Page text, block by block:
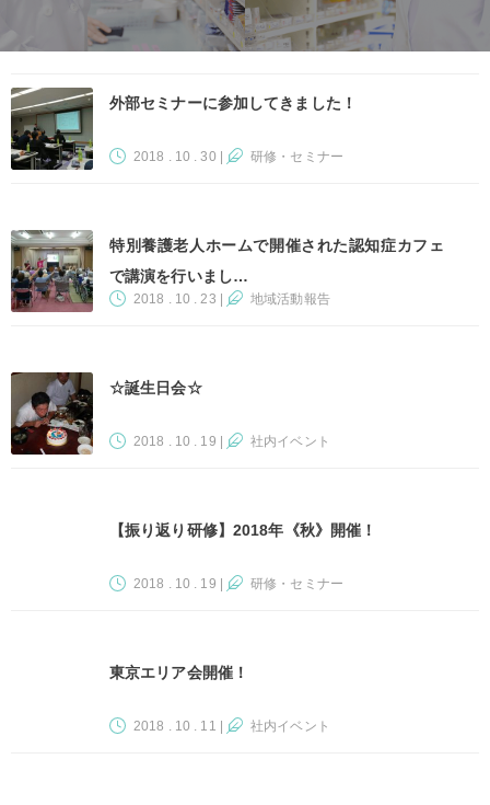
外部セミナーに参加してきました！
2018 . 10 . 30 研修・セミナー
特別養護老人ホームで開催された認知症カフェ
で講演を行いまし…
2018 . 10 . 23 地域活動報告
☆誕生日会☆
2018 . 10 . 19 社内イベント
【振り返り研修】2018年《秋》開催！
2018 . 10 . 19 研修・セミナー
東京エリア会開催！
2018 . 10 . 11 社内イベント